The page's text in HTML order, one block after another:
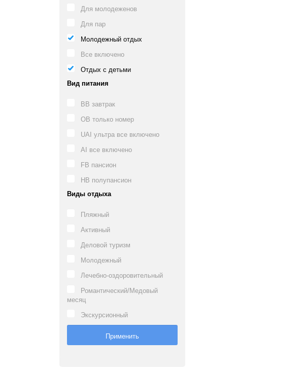
Для молодеженов
Для пар
Молодежный отдых
Все включено
Отдых с детьми
Вид питания
BB завтрак
OB только номер
UAI ультра все включено
AI все включено
FB пансион
HB полупансион
Виды отдыха
Пляжный
Активный
Деловой туризм
Молодежный
Лечебно-оздоровительный
Романтический/Медовый
месяц
Экскурсионный